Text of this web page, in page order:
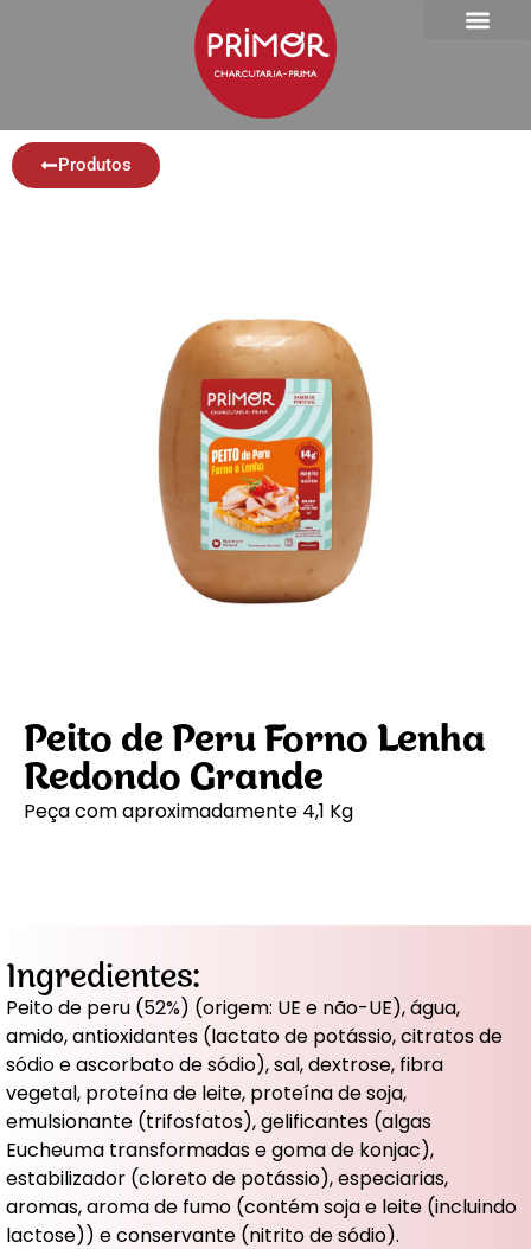
Produtos
Peito de Peru Forno Lenha
Redondo Grande
Peça com aproximadamente 4,1 Kg
Ingredientes:
Peito de peru (52%) (origem: UE e não-UE), água,
amido, antioxidantes (lactato de potássio, citratos de
sódio e ascorbato de sódio), sal, dextrose, fibra
vegetal, proteína de leite, proteína de soja,
emulsionante (trifosfatos), gelificantes (algas
Eucheuma transformadas e goma de konjac),
estabilizador (cloreto de potássio), especiarias,
aromas, aroma de fumo (contém soja e leite (incluindo
lactose)) e conservante (nitrito de sódio).